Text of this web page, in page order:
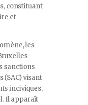
constituant
et
les
sanctions
visant
inciviques,
Il apparaît